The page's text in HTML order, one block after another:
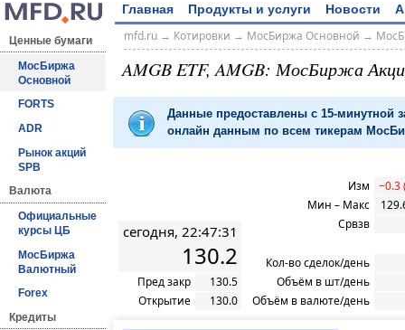
Главная Продукты и услуги Новости
Ценные бумаги
МосБиржа
Основной
FORTS
ADR
Рынок акций
SPB
Валюта
Официальные
курсы ЦБ
МосБиржа
Валютный
Forex
Кредиты
mfd.ru→ Котировки → МосБиржа Основной →
AMGB ETF, AMGB: МосБиржа
Данные предоставлены с 15-минутной
онлайн данным по всем тикерам
сегодня, 22:47:31
130.2
Пред закр
130.5
Открытие
130.0
Изм
−0.3
Мин – Макс
Срвзв
Кол-во сделок/день
Объём в шт/день
Объём в валюте/день